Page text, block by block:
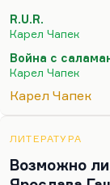
нравилась
одним из
всего я люблю
трилогию»:
уверен —
«Английский
очередь
R.U.R.
Карел Чапек
Война с
Карел Чапек
Карел Чапек
ЛИТЕРАТУРА
Возможно